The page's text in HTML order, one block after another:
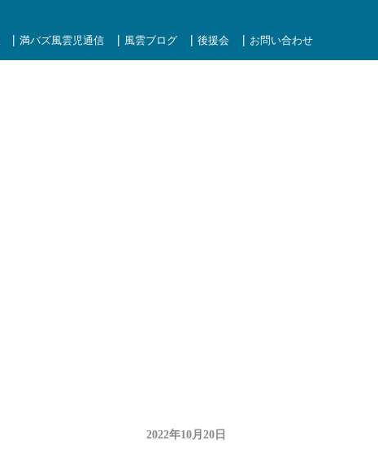
満バズ風雲児通信 風雲ブログ 後援会 お問い合わせ
2022年10月20日